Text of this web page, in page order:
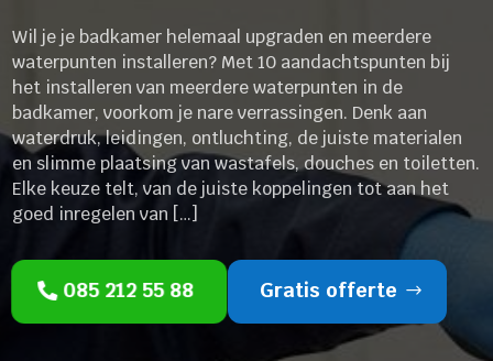
Wil je je badkamer helemaal upgraden en meerdere
waterpunten installeren? Met 10 aandachtspunten bij
het installeren van meerdere waterpunten in de
badkamer, voorkom je nare verrassingen. Denk aan
waterdruk, leidingen, ontluchting, de juiste materialen
en slimme plaatsing van wastafels, douches en toiletten.
Elke keuze telt, van de juiste koppelingen tot aan het
goed inregelen van […]
085 212 55 88 Gratis offerte